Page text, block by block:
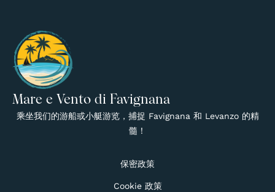
Mare e Vento di Favignana
乘坐我们的游船或小艇游览，捕捉 Favignana 和 Levanzo 的精
髓！
保密政策
Cookie 政策